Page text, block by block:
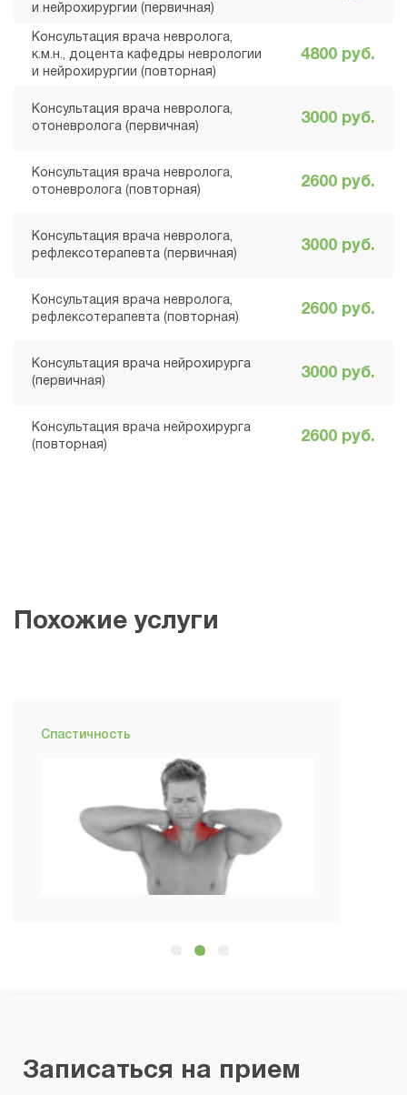
и нейрохирургии (первичная)
Консультация врача невролога,
к.м.н., доцента кафедры неврологии
и нейрохирургии (повторная)
4800 руб.
Консультация врача невролога,
отоневролога (первичная)
3000 руб.
Консультация врача невролога,
отоневролога (повторная)
2600 руб.
Консультация врача невролога,
рефлексотерапевта (первичная)
3000 руб.
Консультация врача невролога,
рефлексотерапевта (повторная)
2600 руб.
Консультация врача нейрохирурга
(первичная)
3000 руб.
Консультация врача нейрохирурга
(повторная)
2600 руб.
Похожие услуги
Спастичность
Записаться на прием